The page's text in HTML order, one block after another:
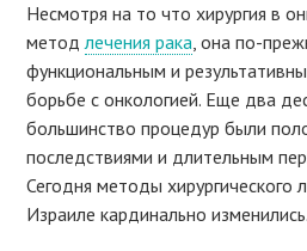
Несмотря на то что хирургия в
методлечения рака, она по-
функциональным и
борьбе с онкологией. Еще два
большинство процедур были
последствиями и длительным
Сегодня методы хирургического
Израиле кардинально изменились.